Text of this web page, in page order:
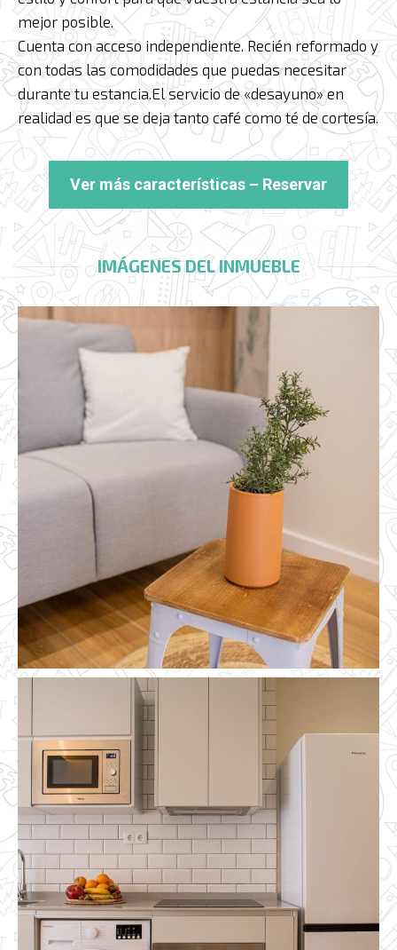
mejor posible.
Cuenta con acceso independiente. Recién reformado y
con todas las comodidades que puedas necesitar
durante tu estancia.El servicio de «desayuno» en
realidad es que se deja tanto café como té de cortesía.
Ver más características – Reservar
IMÁGENES DEL INMUEBLE